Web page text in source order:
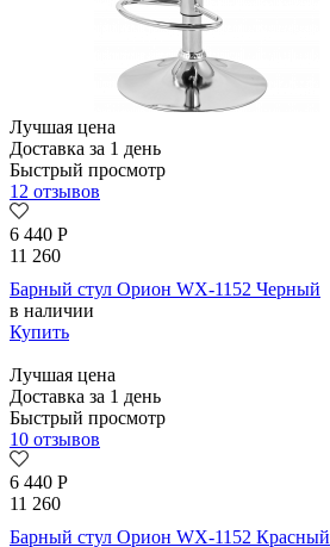
Лучшая цена
Доставка за 1 день
Быстрый просмотр
12 отзывов
6 440 Р
11 260
Барный стул Орион WX-1152 Черный
в наличии
Купить
Лучшая цена
Доставка за 1 день
Быстрый просмотр
10 отзывов
6 440 Р
11 260
Барный стул Орион WX-1152 Красный